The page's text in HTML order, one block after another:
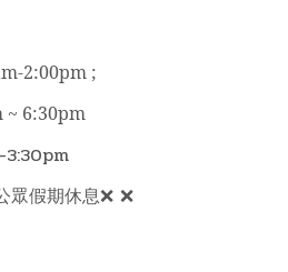
2:00pm ;
3:30pm
眾假期休息❌ ❌